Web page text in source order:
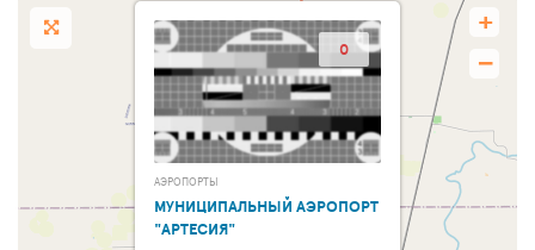
0
АЭРОПОРТЫ
МУНИЦИПАЛЬНЫЙ АЭРОПОРТ
"АРТЕСИЯ"
+
−